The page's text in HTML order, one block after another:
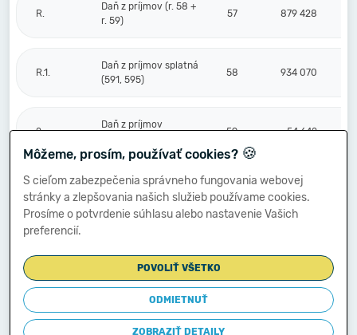
R.
Daň z príjmov (r. 58 +
r. 59)
57 879 428
R.1.
Daň z príjmov splatná
(591, 595)
58 934 070
2.
Daň z príjmov
59 -54 642
S.
Prevod podielov na
výsledku
hospodárenia
60
****
Výsledok
hospodárenia za
účtovné obdobie po
zdanení (+/-) (r. 56
61 3 194 937
Môžeme, prosím, používať cookies? 🍪
S cieľom zabezpečenia správneho fungovania webovej
stránky a zlepšovania našich služieb používame cookies.
Prosíme o potvrdenie súhlasu alebo nastavenie Vašich
preferencií.
POVOLIŤ VŠETKO
ODMIETNUŤ
ZOBRAZIŤ DETAILY